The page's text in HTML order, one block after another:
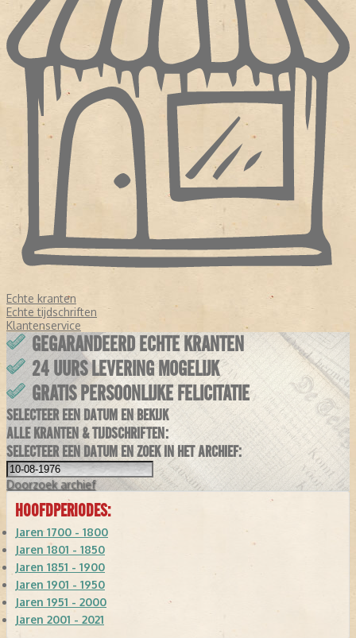
Echte kranten
Echte tijdschriften
Klantenservice
GEGARANDEERD ECHTE KRANTEN
24 UURS LEVERING MOGELIJK
GRATIS PERSOONLIJKE FELICITATIE
SELECTEER EEN DATUM EN BEKIJK
ALLE KRANTEN & TIJDSCHRIFTEN:
SELECTEER EEN DATUM EN ZOEK IN HET ARCHIEF:
Doorzoek archief
HOOFDPERIODES:
Jaren 1700 - 1800
Jaren 1801 - 1850
Jaren 1851 - 1900
Jaren 1901 - 1950
Jaren 1951 - 2000
Jaren 2001 - 2021